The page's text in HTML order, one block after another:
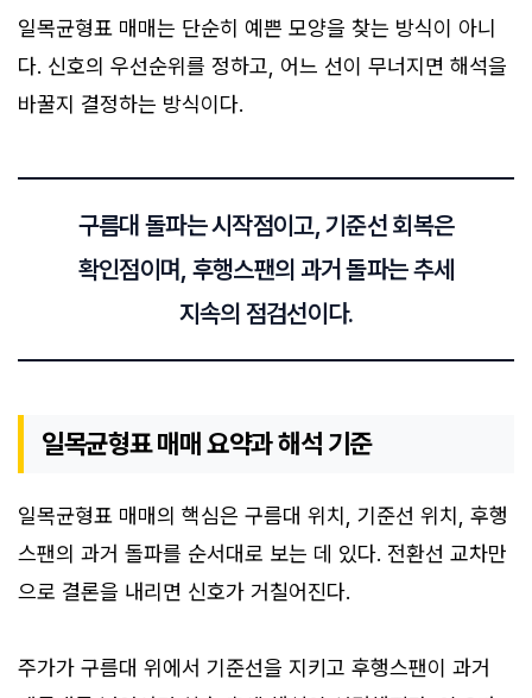
일목균형표 매매는 단순히 예쁜 모양을 찾는 방식이 아니
다. 신호의 우선순위를 정하고, 어느 선이 무너지면 해석을
바꿀지 결정하는 방식이다.
구름대 돌파는 시작점이고, 기준선 회복은
확인점이며, 후행스팬의 과거 돌파는 추세
지속의 점검선이다.
일목균형표 매매 요약과 해석 기준
일목균형표 매매의 핵심은 구름대 위치, 기준선 위치, 후행
스팬의 과거 돌파를 순서대로 보는 데 있다. 전환선 교차만
으로 결론을 내리면 신호가 거칠어진다.
주가가 구름대 위에서 기준선을 지키고 후행스팬이 과거